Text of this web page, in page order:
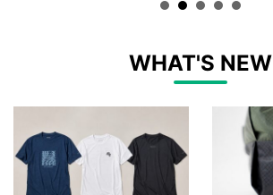
WHAT'S NEW